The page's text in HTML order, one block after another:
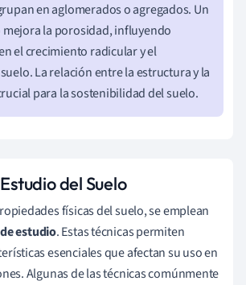
en aglomerados o agregados. Un
mejora la porosidad, influyendo
el crecimiento radicular y el
La relación entre la estructura y la
para la sostenibilidad del suelo.
del Suelo
físicas del suelo, se emplean
estudio. Estas técnicas permiten
esenciales que afectan su uso en
Algunas de las técnicas comúnmente